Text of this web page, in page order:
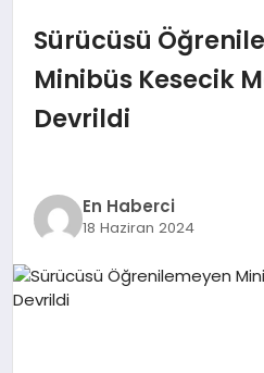
MAGAZIN
EKONOMI
EĞITIM
Sürücüsü
Minibüs Kesecik
Devrildi
En Haberci
18 Haziran 2024